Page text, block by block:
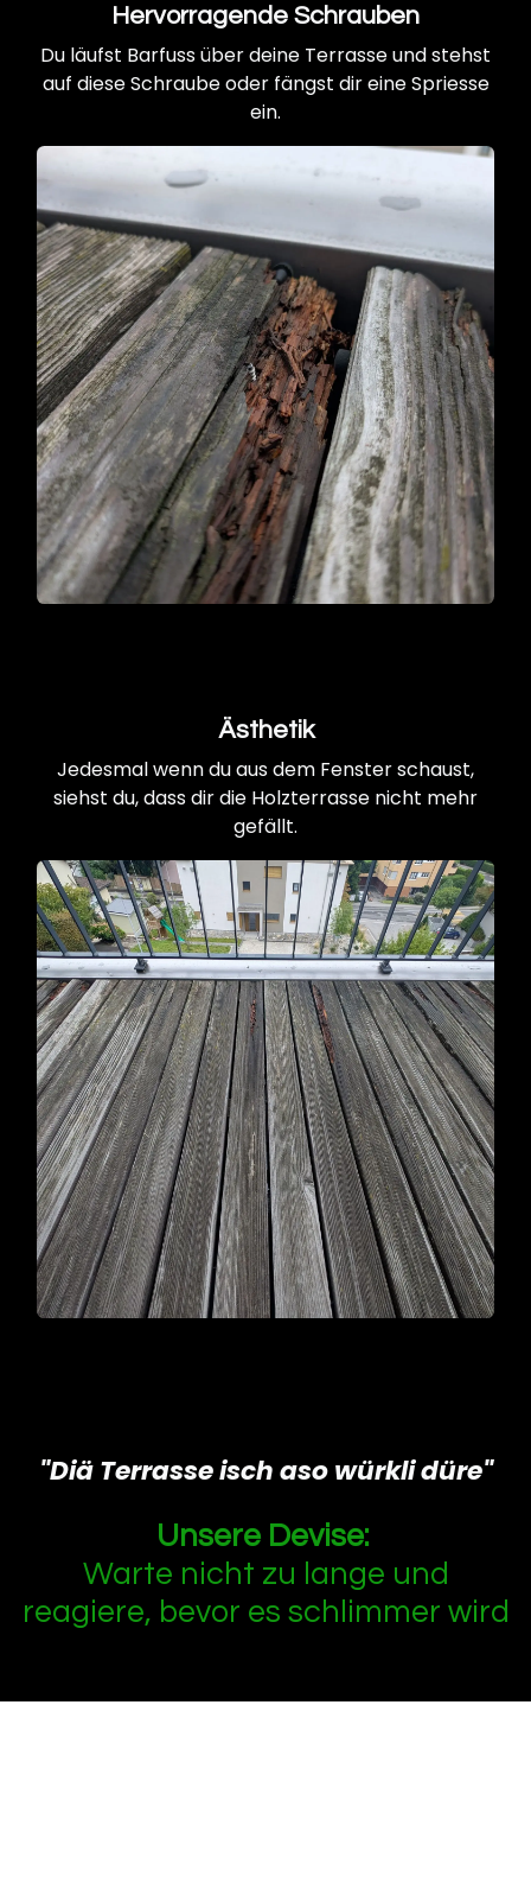
Hervorragende Schrauben
Du läufst Barfuss über deine Terrasse und stehst
auf diese Schraube oder fängst dir eine Spriesse
ein.
Ästhetik
Jedesmal wenn du aus dem Fenster schaust,
siehst du, dass dir die Holzterrasse nicht mehr
gefällt.
"Diä Terrasse isch aso würkli düre"
Unsere Devise:
Warte nicht zu lange und
reagiere, bevor es schlimmer wird